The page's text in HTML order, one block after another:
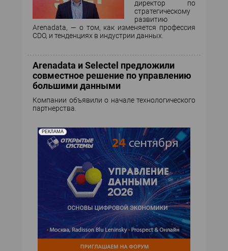
директор по
стратегическому
развитию
Arenadata, — о том, как изменяется профессия
CDO, и тенденциях в индустрии данных.
Arenadata и Selectel предложили
совместное решение по управлению
большими данными
Компании объявили о начале технологического
партнерства.
РЕКЛАМА